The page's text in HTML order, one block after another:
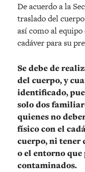
De acuerdo a la
traslado del
así como al
cadáver para su
Se debe de
del cuerpo, y
identificado,
solo dos
quienes no
físico con el
cuerpo, ni tener
o el entorno
contaminados.